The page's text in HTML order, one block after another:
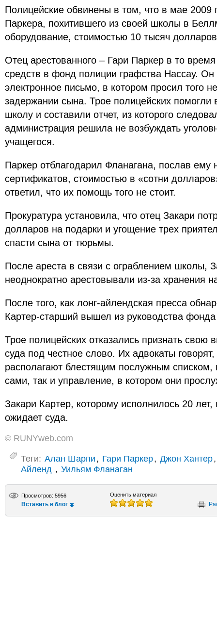
Полицейские обвинены в том, что в мае 2009
Паркера, похитившего из своей школы в
оборудование, стоимостью 10 тысяч
Отец арестованного – Гари Паркер в то
средств в фонд полиции графства Нассау. Он
электронное письмо, в котором просил того
задержании сына. Трое полицейских помогли
школу и составили отчет, из которого
администрация решила не возбуждать
учащегося.
Паркер отблагодарил Фланагана, послав ему
сертификатов, стоимостью в «сотни
ответил, что их помощь того не стоит.
Прокуратура установила, что отец Закари
долларов на подарки и угощение трех
спасти сына от тюрьмы.
После ареста в связи с ограблением школы,
неоднократно арестовывали из-за хранения
После того, как лонг-айлендская пресса
Картер-старший вышел из руководства
Трое полицейских отказались признать
суда под честное слово. Их адвокаты говорят,
располагают блестящим послужным списком,
сами, так и управление, в котором они
Закари Картер, которому исполнилось 20 лет,
ожидает суда.
© RUNYweb.com
Теги: Алан Шарпи, Гари Паркер, Джон Хантер
Айленд , Уильям Фланаган
Просмотров: 5956
Вставить в блог
Оценить материал